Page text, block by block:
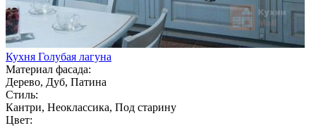
Кухня Голубая лагуна
Материал фасада:
Дерево, Дуб, Патина
Стиль:
Кантри, Неоклассика, Под старину
Цвет: